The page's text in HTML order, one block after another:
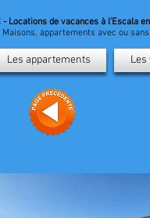
- Locations de vacances à l'Escala
appartements avec ou
Les appartements Les